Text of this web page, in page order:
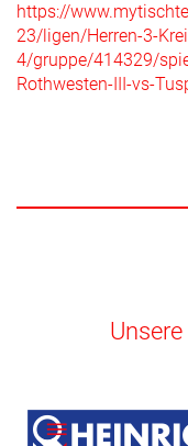
https://
23/ligen/Herren-3-
4/gruppe/414329/
Rothwesten-III-vs-